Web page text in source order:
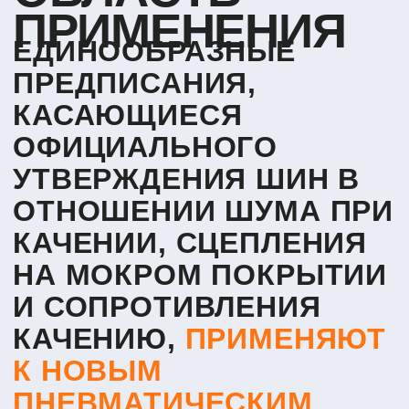
Правила не распространяются на:
Шины, не предназначенные для транспортных
средств категорий M, N и O1
Гоночные шины
Шины с номинальным диаметром обода ≤10″ или ≥25″
Временные запасные шины («Temporary use»)
Обеспечение необходимой эффективности зимних
шин на снегу
дороге
Шина класса C1 —шины, подпадающие под
Правила №30 (обычно легковые
Основные
определения
и термины